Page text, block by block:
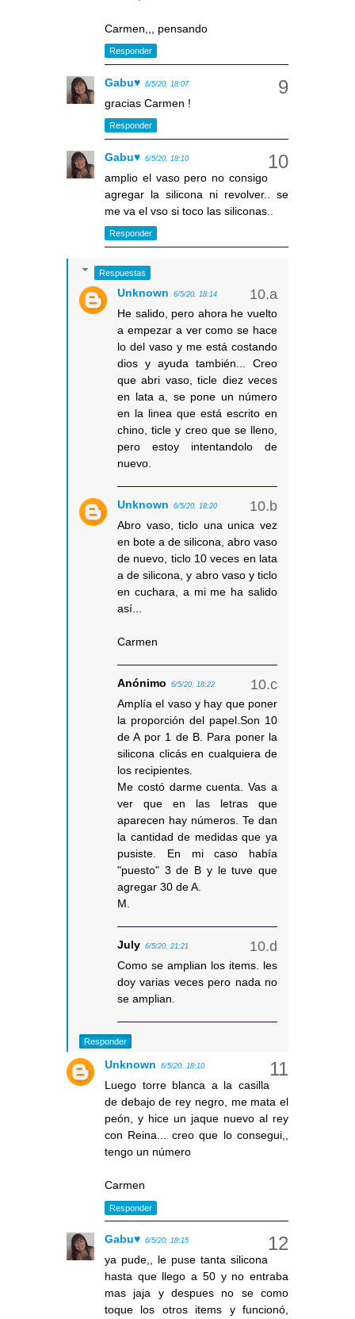
Carmen,,, pensando
Responder
Gabu♥ 6/5/20, 18:07
gracias Carmen !
Responder
Gabu♥ 6/5/20, 18:10
amplio el vaso pero no consigo
agregar la silicona ni revolver.. se
me va el vso si toco las siliconas..
Responder
Respuestas
Unknown 6/5/20, 18:14
He salido, pero ahora he vuelto
a empezar a ver como se hace
lo del vaso y me está costando
dios y ayuda también... Creo
que abri vaso, ticle diez veces
en lata a, se pone un número
en la linea que está escrito en
chino, ticle y creo que se lleno,
pero estoy intentandolo de
nuevo.
Unknown 6/5/20, 18:20
Abro vaso, ticlo una unica vez
en bote a de silicona, abro vaso
de nuevo, ticlo 10 veces en lata
a de silicona, y abro vaso y ticlo
en cuchara, a mi me ha salido
así...
Carmen
Anónimo 6/5/20, 18:22
Amplía el vaso y hay que poner
la proporción del papel.Son 10
de A por 1 de B. Para poner la
silicona clicás en cualquiera de
los recipientes.
Me costó darme cuenta. Vas a
ver que en las letras que
aparecen hay números. Te dan
la cantidad de medidas que ya
pusiste. En mi caso había
"puesto" 3 de B y le tuve que
agregar 30 de A.
M.
July 6/5/20, 21:21
Como se amplian los items. les
doy varias veces pero nada no
se amplian.
Responder
Unknown 6/5/20, 18:10
Luego torre blanca a la casilla
de debajo de rey negro, me mata el
peón, y hice un jaque nuevo al rey
con Reina... creo que lo consegui,,
tengo un número
Carmen
Responder
Gabu♥ 6/5/20, 18:15
ya pude,, le puse tanta silicona
hasta que llego a 50 y no entraba
mas jaja y despues no se como
toque los otros items y funcionó,